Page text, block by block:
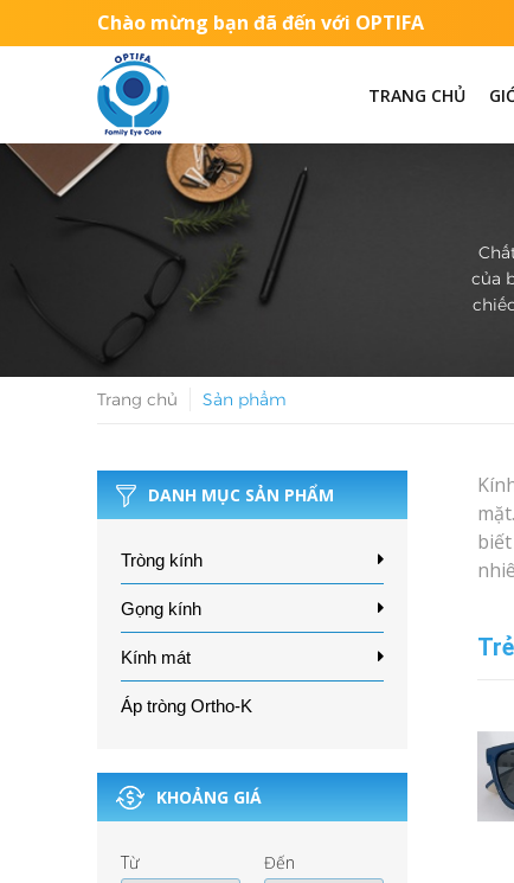
Chào mừng bạn đã đến với OPTIFA
TRANG CHỦ
của
Trang chủ Sản phẩm
DANH MỤC SẢN PHẨM
Tròng kính
Gọng kính
Kính mát
Áp tròng Ortho-K
KHOẢNG GIÁ
Từ
Đến